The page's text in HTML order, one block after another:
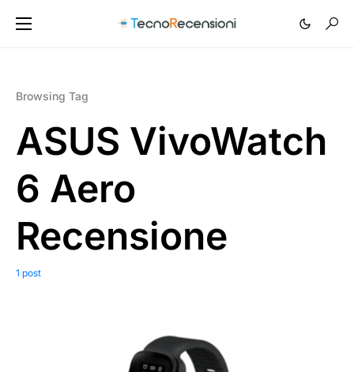
Browsing Tag
ASUS VivoWatch
6 Aero
Recensione
1 post